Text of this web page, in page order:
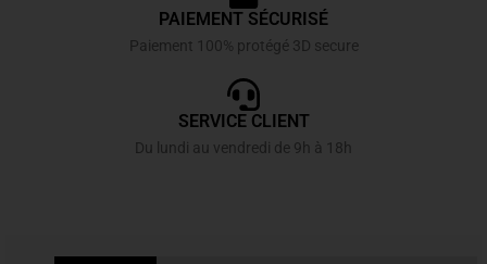
PAIEMENT SÉCURISÉ
Paiement 100% protégé 3D secure
SERVICE CLIENT
Du lundi au vendredi de 9h à 18h